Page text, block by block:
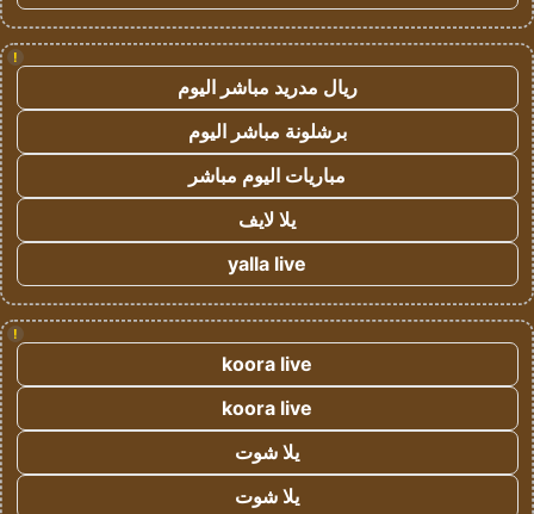
!
ريال مدريد مباشر اليوم
برشلونة مباشر اليوم
مباريات اليوم مباشر
يلا لايف
yalla live
!
koora live
koora live
يلا شوت
يلا شوت